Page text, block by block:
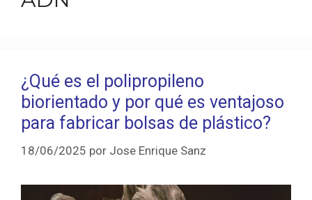
¿Qué es el polipropileno
biorientado y por qué es ventajoso
para fabricar bolsas de plástico?
18/06/2025 por Jose Enrique Sanz